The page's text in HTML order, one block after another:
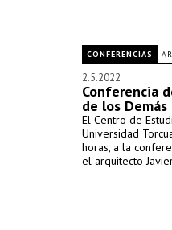
CONFERENCIAS
2.5.2022
Conferencia
de los Demás
El Centro de
Universidad
horas, a la
el arquitecto